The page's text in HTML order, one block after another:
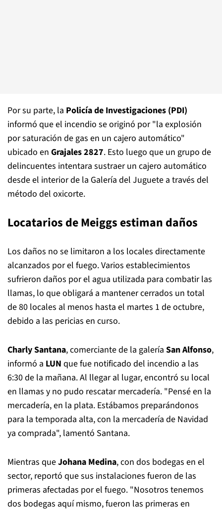
Por su parte, la Policía de Investigaciones (PDI)
informó que el incendio se originó por "la explosión
por saturación de gas en un cajero automático"
ubicado en Grajales 2827. Esto luego que un grupo de
delincuentes intentara sustraer un cajero automático
desde el interior de la Galería del Juguete a través del
método del oxicorte.
Locatarios de Meiggs estiman daños
Los daños no se limitaron a los locales directamente
alcanzados por el fuego. Varios establecimientos
sufrieron daños por el agua utilizada para combatir las
llamas, lo que obligará a mantener cerrados un total
de 80 locales al menos hasta el martes 1 de octubre,
debido a las pericias en curso.
Charly Santana, comerciante de la galería San Alfonso,
informó a LUN que fue notificado del incendio a las
6:30 de la mañana. Al llegar al lugar, encontró su local
en llamas y no pudo rescatar mercadería. "Pensé en la
mercadería, en la plata. Estábamos preparándonos
para la temporada alta, con la mercadería de Navidad
ya comprada", lamentó Santana.
Mientras queJohana Medina, con dos bodegas en el
sector, reportó que sus instalaciones fueron de las
primeras afectadas por el fuego. "Nosotros tenemos
dos bodegas aquí mismo, fueron las primeras en